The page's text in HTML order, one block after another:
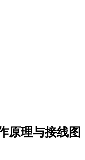
原理与接线图